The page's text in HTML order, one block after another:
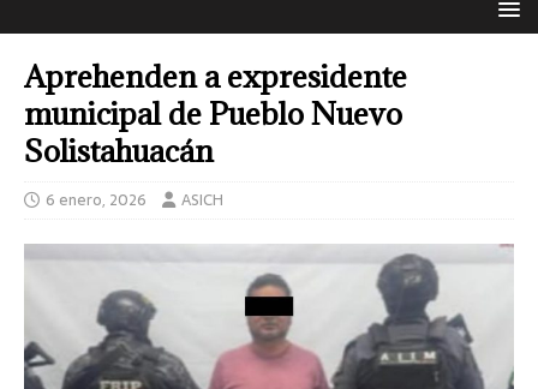
Aprehenden a expresidente
municipal de Pueblo Nuevo
Solistahuacán
6 enero, 2026 ASICH